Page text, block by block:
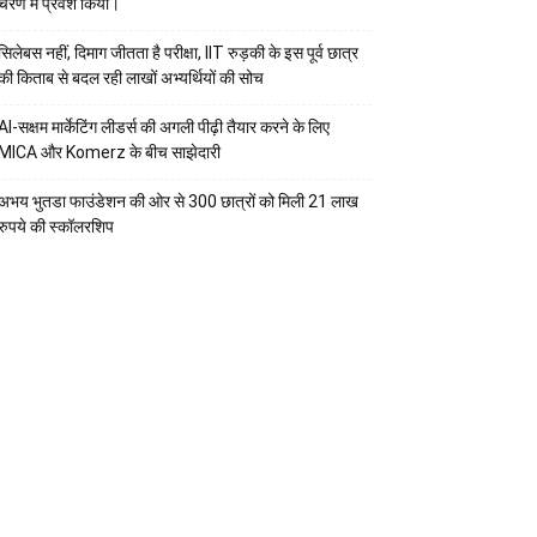
नहीं, दिमाग जीतता है परीक्षा, IIT रुड़की के इस पूर्व छात्र
किताब से बदल रही लाखों अभ्यर्थियों की सोच
सक्षम मार्केटिंग लीडर्स की अगली पीढ़ी तैयार करने के लिए
और Komerz के बीच साझेदारी
भुतडा फाउंडेशन की ओर से 300 छात्रों को मिली 21 लाख
की स्कॉलरशिप